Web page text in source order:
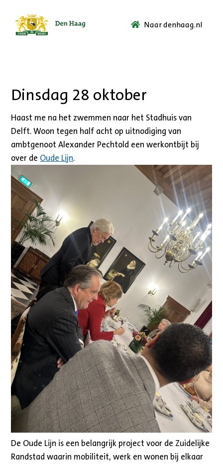
Ga
Naar denhaag.nl
Dinsdag 28 oktober
Haast me na het zwemmen naar het Stadhuis van
Delft. Woon tegen half acht op uitnodiging van
ambtgenoot Alexander Pechtold een werkontbijt bij
over de Oude Lijn.
De Oude Lijn is een belangrijk project voor de Zuidelijke
Randstad waarin mobiliteit, werk en wonen bij elkaar